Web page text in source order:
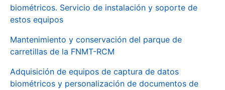
biométricos. Servicio de instalación y soporte de
estos equipos
Mantenimiento y conservación del parque de
carretillas de la FNMT-RCM
Adquisición de equipos de captura de datos
biométricos y personalización de documentos de